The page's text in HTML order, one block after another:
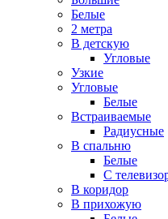
Белые
2 метра
В детскую
Угловые
Узкие
Угловые
Белые
Встраиваемые
Радиусные
В спальню
Белые
С
В коридор
В прихожую